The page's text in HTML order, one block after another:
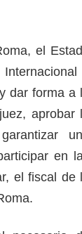
el
dar forma a
aprobar
en
el fiscal de